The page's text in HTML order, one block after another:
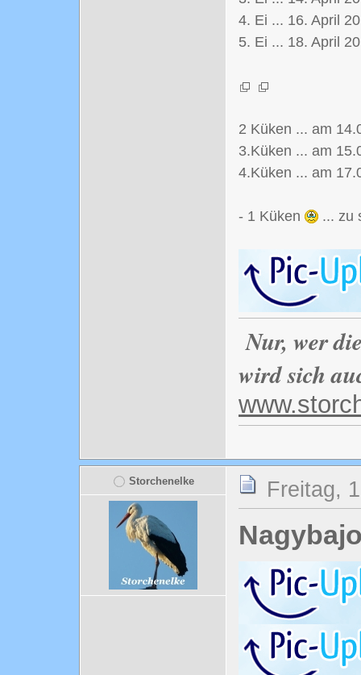
4. Ei ... 16. April
5. Ei ... 18. April
2 Küken ... am
3.Küken ... am
4.Küken ... am
- 1 Küken ... zu
Nur, wer
wird sich
Storchenelke Freitag,